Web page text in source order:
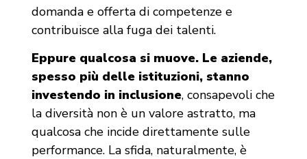
domanda e offerta di competenze e
contribuisce alla fuga dei talenti.
Eppure qualcosa si muove. Le aziende,
spesso più delle istituzioni, stanno
investendo in inclusione, consapevoli che
la diversità non è un valore astratto, ma
qualcosa che incide direttamente sulle
performance. La sfida, naturalmente, è